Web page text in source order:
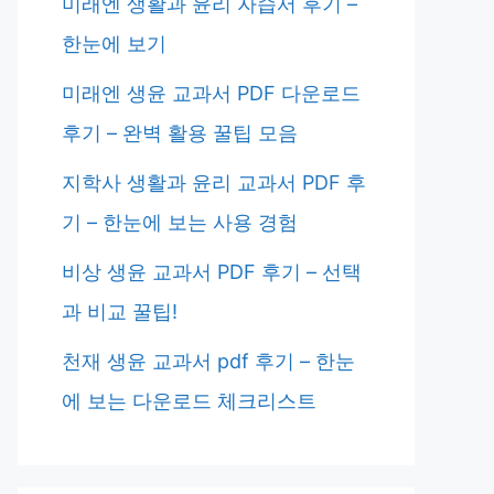
한눈에 보기
미래엔 생윤 교과서 PDF 다운로드
후기 – 완벽 활용 꿀팁 모음
지학사 생활과 윤리 교과서 PDF 후
기 – 한눈에 보는 사용 경험
비상 생윤 교과서 PDF 후기 – 선택
과 비교 꿀팁!
천재 생윤 교과서 pdf 후기 – 한눈
에 보는 다운로드 체크리스트